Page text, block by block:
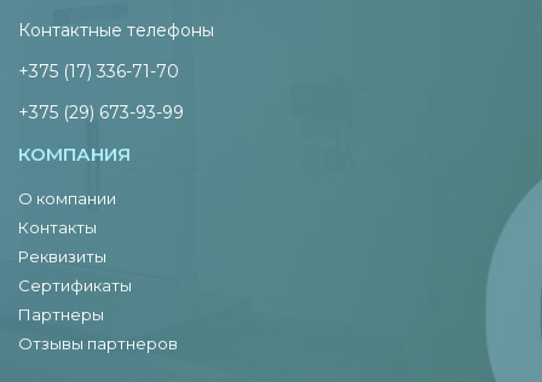
Контактные телефоны
+375 (17) 336-71-70
+375 (29) 673-93-99
КОМПАНИЯ
О компании
Контакты
Реквизиты
Сертификаты
Партнеры
Отзывы партнеров